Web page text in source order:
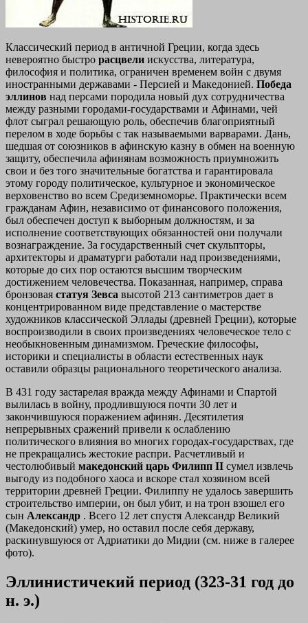
Классический период в античной Греции, когда здесь
невероятно быстро расцвели искусства, литература,
философия и политика, ограничен временем войн с двумя
иностранными державами - Персией и Македонией. Победа
эллинов над персами породила новый дух сотрудничества
между разными городами-государствами и Афинами, чей
флот сыграл решающую роль, обеспечив благоприятный
перелом в ходе борьбы с так называемыми варварами. Дань,
шедшая от союзников в афинскую казну в обмен на военную
защиту, обеспечила афинянам возможность приумножить
свои и без того значительные богатства и гарантировала
этому городу политическое, культурное и экономическое
верховенство во всем Средиземноморье. Практически всем
гражданам Афин, независимо от финансового положения,
был обеспечен доступ к выборным должностям, и за
исполнение соответствующих обязанностей они получали
вознаграждение. За государственный счет скульпторы,
архитекторы и драматурги работали над произведениями,
которые до сих пор остаются высшим творческим
достижением человечества. Показанная, например, справа
бронзовая статуя Зевса высотой 213 сантиметров дает в
концентрированном виде представление о мастерстве
художников классической Эллады (древней Греции), которые
воспроизводили в своих произведениях человеческое тело с
необыкновенным динамизмом. Греческие философы,
историки и специалисты в области естественных наук
оставили образцы рационального теоретического анализа.
В 431 году застарелая вражда между Афинами и Спартой
вылилась в войну, продлившуюся почти 30 лет и
закончившуюся поражением афинян. Десятилетия
непрерывных сражений привели к ослаблению
политического влияния во многих городах-государствах, где
не прекращались жестокие распри. Расчетливый и
честолюбивый македонский царь Филипп II сумел извлечь
выгоду из подобного хаоса и вскоре стал хозяином всей
территории древней Греции. Филиппу не удалось завершить
строительство империи, он был убит, и на трон взошел его
сын Александр . Всего 12 лет спустя Александр Великий
(Македонский) умер, но оставил после себя державу,
раскинувшуюся от Адриатики до Мидии (см. ниже в галерее
фото).
Эллинистичекий период (323-31 год до
н. э.)